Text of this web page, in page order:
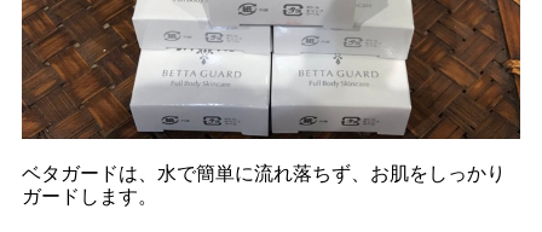
ベタガードは、水で簡単に流れ落ちず、お肌をしっかり
ガードします。